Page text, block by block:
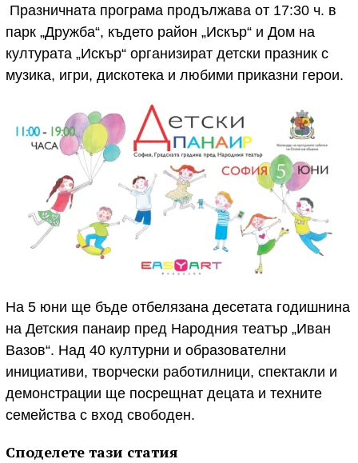
Празничната програма продължава от 17:30 ч. в
парк „Дружба“, където район „Искър“ и Дом на
културата „Искър“ организират детски празник с
музика, игри, дискотека и любими приказни герои.
На 5 юни ще бъде отбелязана десетата годишнина
на Детския панаир пред Народния театър „Иван
Вазов“. Над 40 културни и образователни
инициативи, творчески работилници, спектакли и
демонстрации ще посрещнат децата и техните
семейства с вход свободен.
Споделете тази статия